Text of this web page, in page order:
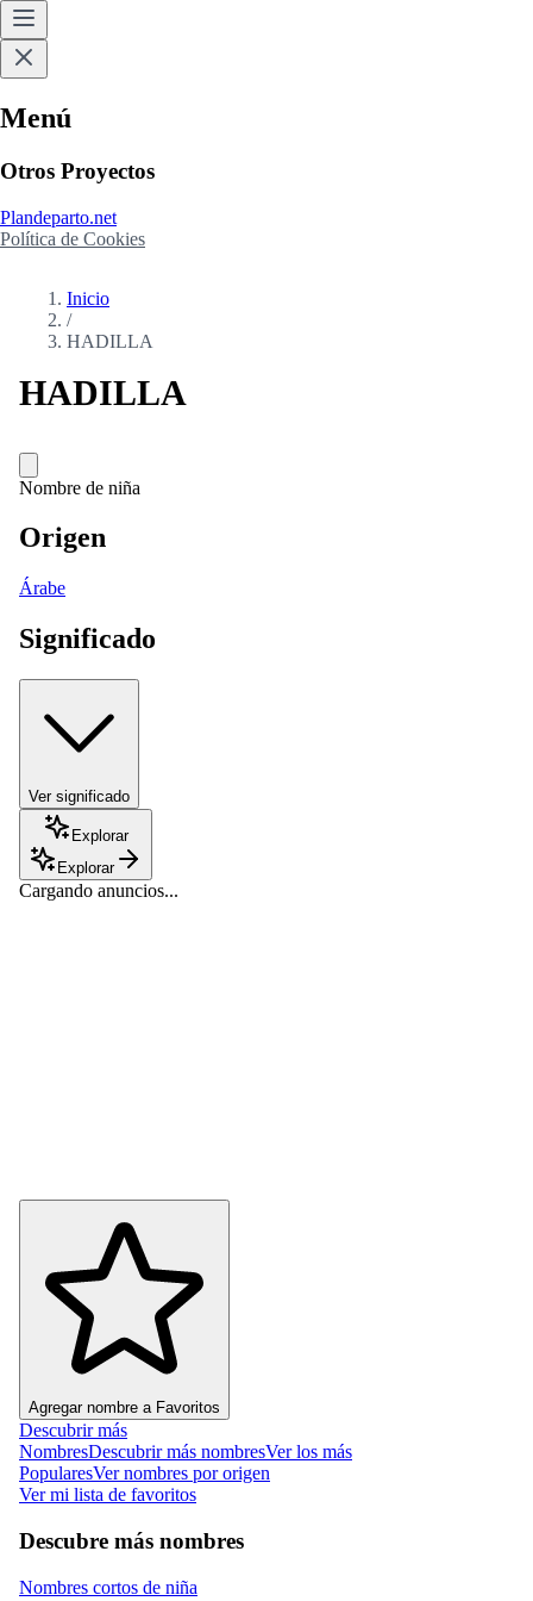
Menú
Otros Proyectos
Plandeparto.net
Política de Cookies
Inicio
/
HADILLA
HADILLA
Nombre de niña
Origen
Árabe
Significado
Ver significado
Explorar
Explorar
Cargando anuncios...
Agregar nombre a Favoritos
Descubrir más
NombresDescubrir más nombresVer los más
PopularesVer nombres por origen
Ver mi lista de favoritos
Descubre más nombres
Nombres cortos de niña